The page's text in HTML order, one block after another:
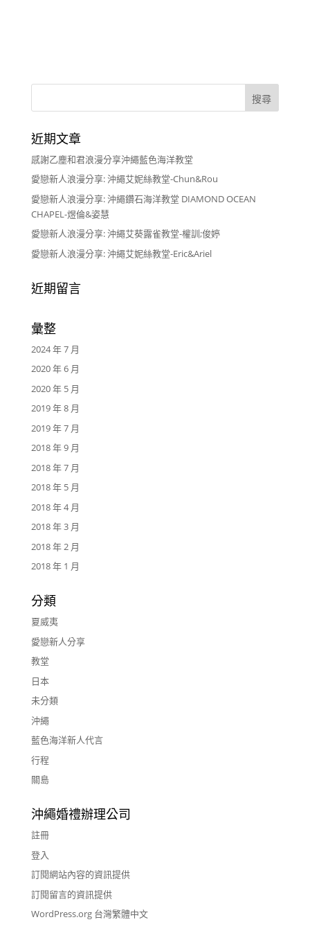
近期文章
感謝乙塵和君浪漫分享沖繩藍色海洋教堂
愛戀新人浪漫分享: 沖繩艾妮絲教堂-Chun&Rou
愛戀新人浪漫分享: 沖繩鑽石海洋教堂 DIAMOND OCEAN
CHAPEL-煜倫&姿慧
愛戀新人浪漫分享: 沖繩艾葵露雀教堂-權訓;俊婷
愛戀新人浪漫分享: 沖繩艾妮絲教堂-Eric&Ariel
近期留言
彙整
2024 年 7 月
2020 年 6 月
2020 年 5 月
2019 年 8 月
2019 年 7 月
2018 年 9 月
2018 年 7 月
2018 年 5 月
2018 年 4 月
2018 年 3 月
2018 年 2 月
2018 年 1 月
分類
夏威夷
愛戀新人分享
教堂
日本
未分類
沖繩
藍色海洋新人代言
行程
關島
沖繩婚禮辦理公司
註冊
登入
訂閱網站內容的資訊提供
訂閱留言的資訊提供
WordPress.org 台灣繁體中文